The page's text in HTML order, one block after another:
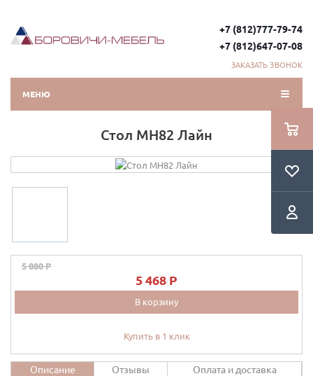
+7 (812)777-79-74
+7 (812)647-07-08
ЗАКАЗАТЬ ЗВОНОК
МЕНЮ
Стол МН82 Лайн
5 880 P
5 468 P
В корзину
Купить в 1 клик
Описание Отзывы Оплата и доставка